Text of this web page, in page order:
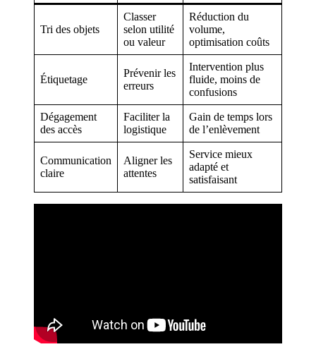
Tri des objets
Classer
selon utilité
ou valeur
Réduction du
volume,
optimisation coûts
Étiquetage
Prévenir les
erreurs
Intervention plus
fluide, moins de
confusions
Dégagement
des accès
Faciliter la
logistique
Gain de temps lors
de l’enlèvement
Communication
claire
Aligner les
attentes
Service mieux
adapté et
satisfaisant